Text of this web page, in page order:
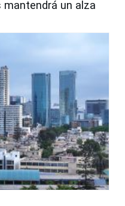
un alza